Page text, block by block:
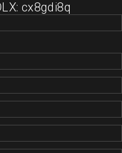
cx8gdi8q